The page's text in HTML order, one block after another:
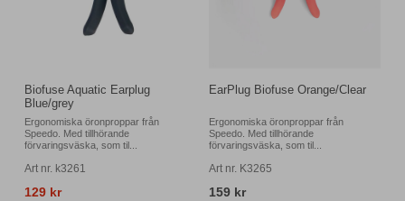
Biofuse Aquatic Earplug
Blue/grey
Ergonomiska öronproppar från
Speedo. Med tillhörande
förvaringsväska, som til...
Art nr. k3261
129 kr
EarPlug Biofuse Orange/Clear
Ergonomiska öronproppar från
Speedo. Med tillhörande
förvaringsväska, som til...
Art nr. K3265
159 kr